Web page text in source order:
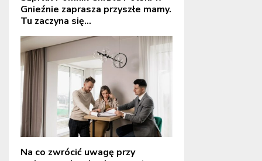
Gnieźnie zaprasza przyszłe mamy.
Tu zaczyna się...
Na co zwrócić uwagę przy